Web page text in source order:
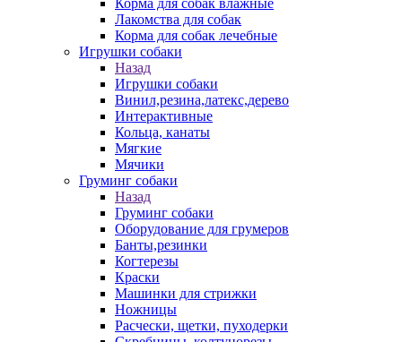
Корма для собак влажные
Лакомства для собак
Корма для собак лечебные
Игрушки собаки
Назад
Игрушки собаки
Винил,резина,латекс,дерево
Интерактивные
Кольца, канаты
Мягкие
Мячики
Груминг собаки
Назад
Груминг собаки
Оборудование для грумеров
Банты,резинки
Когтерезы
Краски
Машинки для стрижки
Ножницы
Расчески, щетки, пуходерки